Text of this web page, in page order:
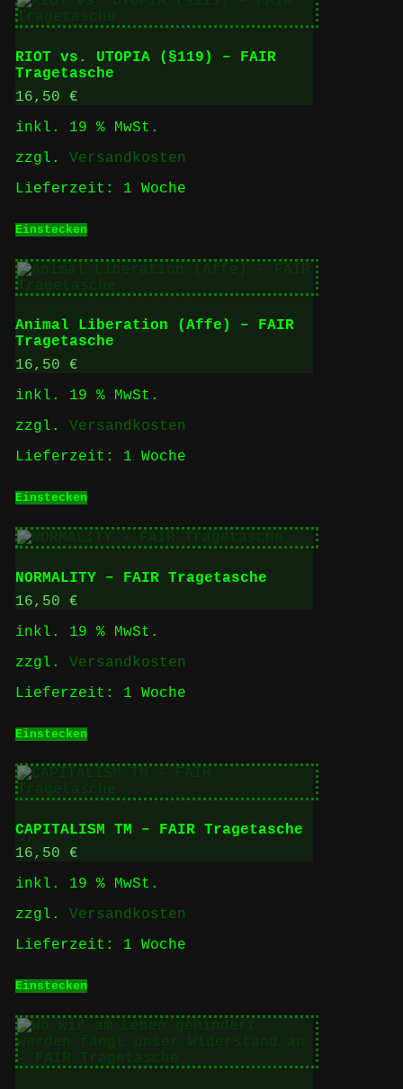
RIOT vs. UTOPIA (§119) – FAIR
Tragetasche
16,50 €
inkl. 19 % MwSt.
zzgl. Versandkosten
Lieferzeit: 1 Woche
Einstecken
Animal Liberation (Affe) – FAIR
Tragetasche
16,50 €
inkl. 19 % MwSt.
zzgl. Versandkosten
Lieferzeit: 1 Woche
Einstecken
NORMALITY – FAIR Tragetasche
16,50 €
inkl. 19 % MwSt.
zzgl. Versandkosten
Lieferzeit: 1 Woche
Einstecken
CAPITALISM TM – FAIR Tragetasche
16,50 €
inkl. 19 % MwSt.
zzgl. Versandkosten
Lieferzeit: 1 Woche
Einstecken